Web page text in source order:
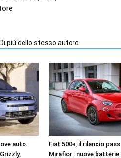
Di più dello stesso autore
auto:
Fiat 500e, il rilancio
Mirafiori: nuove batterie